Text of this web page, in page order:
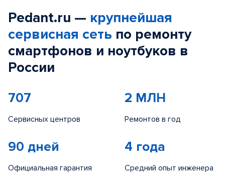
Pedant.ru — крупнейшая
сервисная сеть по ремонту
смартфонов и ноутбуков в
России
707
Сервисных центров
2 МЛН
Ремонтов в год
90 дней
Официальная гарантия
4 года
Средний опыт инженера